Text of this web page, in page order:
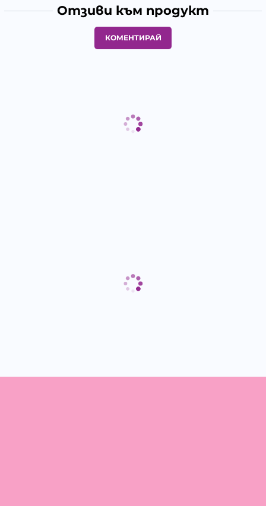
Отзиви към продукт
КОМЕНТИРАЙ